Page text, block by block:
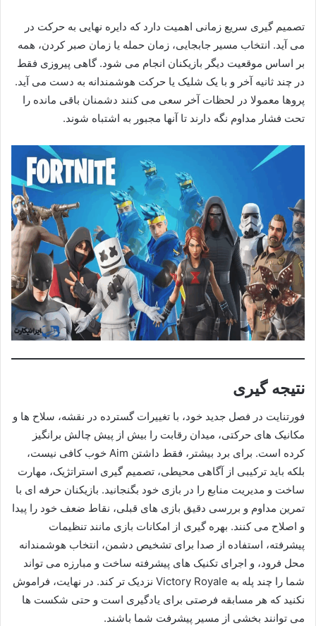
تصمیم گیری سریع زمانی اهمیت دارد که دایره نهایی به حرکت در
می آید. انتخاب مسیر جابجایی، زمان حمله یا زمان صبر کردن، همه
بر اساس موقعیت دیگر بازیکنان انجام می شود. گاهی پیروزی فقط
در چند ثانیه آخر و با یک شلیک یا حرکت هوشمندانه به دست می آید.
پروها معمولا در لحظات آخر سعی می کنند دشمنان باقی مانده را
تحت فشار مداوم نگه دارند تا آنها مجبور به اشتباه شوند.
نتیجه گیری
فورتنایت در فصل جدید خود، با تغییرات گسترده در نقشه، سلاح ها و
مکانیک های حرکتی، میدان رقابت را بیش از پیش چالش برانگیز
کرده است. برای برد بیشتر، فقط داشتن Aim خوب کافی نیست،
بلکه باید ترکیبی از آگاهی محیطی، تصمیم گیری استراتژیک، مهارت
ساخت و مدیریت منابع را در بازی خود بگنجانید. بازیکنان حرفه ای با
تمرین مداوم و بررسی دقیق بازی های قبلی، نقاط ضعف خود را پیدا
و اصلاح می کنند. بهره گیری از امکانات بازی مانند تنظیمات
پیشرفته، استفاده از صدا برای تشخیص دشمن، انتخاب هوشمندانه
محل فرود، و اجرای تکنیک های پیشرفته ساخت و مبارزه می تواند
شما را چند پله به Victory Royale نزدیک تر کند. در نهایت، فراموش
نکنید که هر مسابقه فرصتی برای یادگیری است و حتی شکست ها
می توانند بخشی از مسیر پیشرفت شما باشند.